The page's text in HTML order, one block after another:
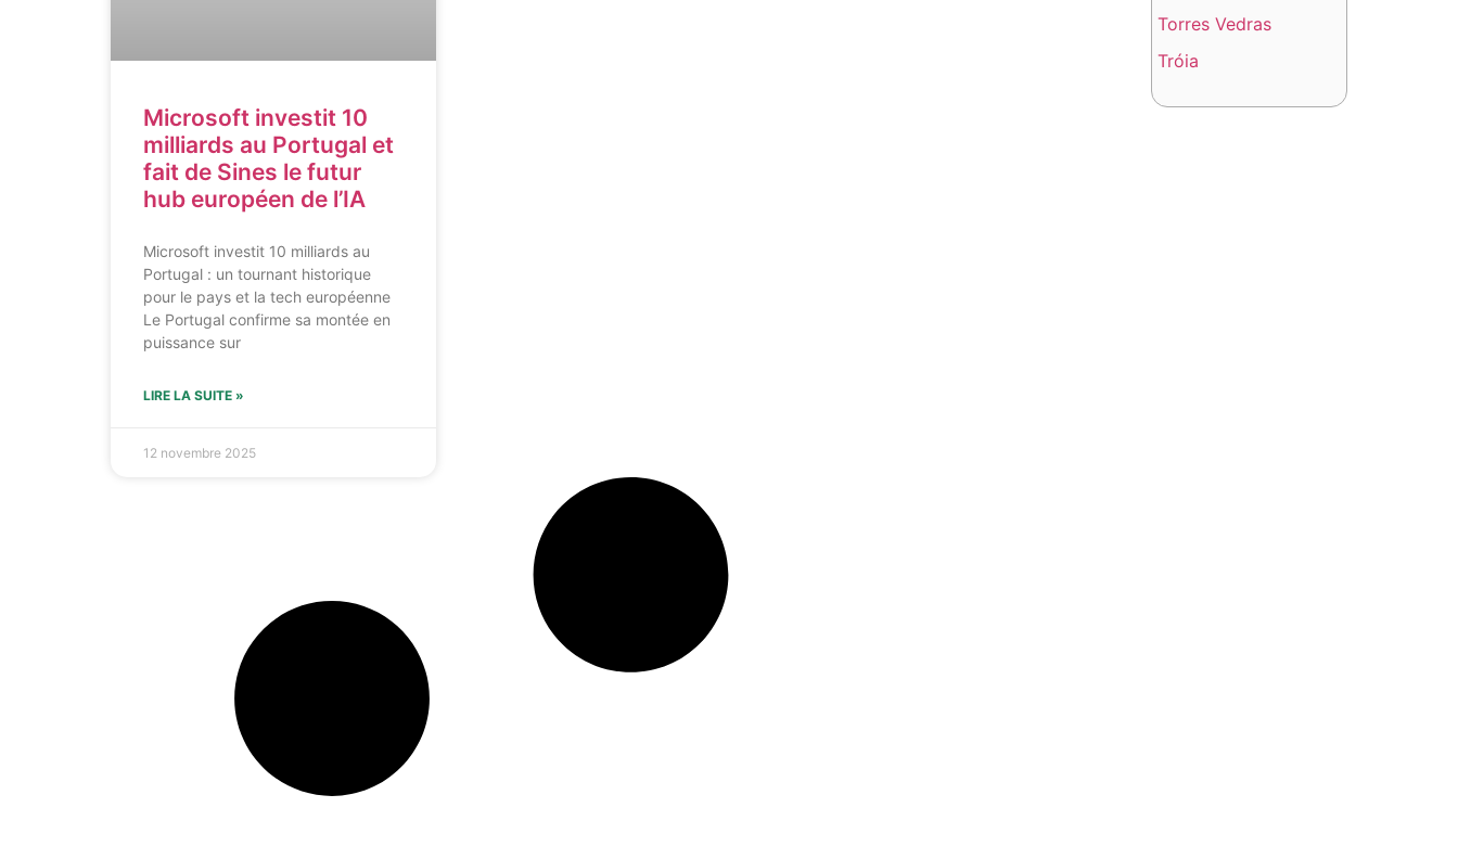
Microsoft investit 10
milliards au Portugal et
fait de Sines le futur
hub européen de l’IA
Microsoft investit 10 milliards au
Portugal : un tournant historique
pour le pays et la tech européenne
Le Portugal confirme sa montée en
puissance sur
LIRE LA SUITE »
12 novembre 2025
Torres Vedras
Tróia